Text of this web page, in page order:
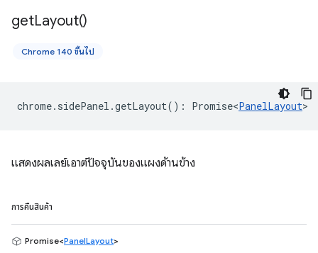
getLayout()
Chrome 140 ขึ้นไป
chrome. sidePanel .getLayout() : Promise<PanelLayout>
แสดงผลเลย์เอาต์ปัจจุบันของแผงด้านข้าง
การคืนสินค้า
Promise<PanelLayout>